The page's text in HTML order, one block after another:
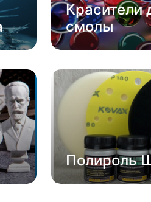
Красители
смолы
Полироль